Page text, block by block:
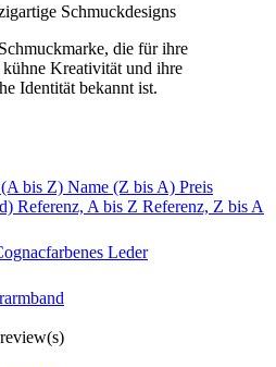
Schmuckdesigns
die für ihre
Kreativität und ihre
Identität bekannt ist.
bis Z) Name (Z bis A) Preis
Referenz, A bis Z Referenz, Z bis A
review(s)